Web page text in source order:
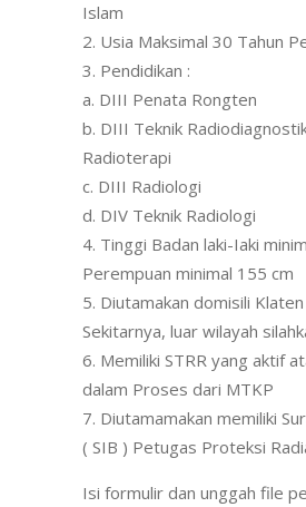
Islam
Usia Maksimal 30 Tahun
Pendidikan :
a. DIII Penata Rongten
b. DIII Teknik
Radioterapi
c. DIII Radiologi
d. DIV Teknik Radiologi
Tinggi Badan laki-Iaki
Perempuan minimal 155 cm
Diutamakan domisili
Sekitarnya, luar wilayah
Memiliki STRR yang aktif
dalam Proses dari MTKP
Diutamamakan memiliki
( SIB ) Petugas Proteksi
Isi formulir dan unggah file